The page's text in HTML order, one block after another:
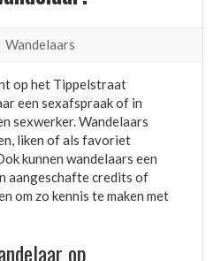
Wandelaars
op het Tippelstraat
een sexafspraak of in
sexwerker. Wandelaars
liken of als favoriet
kunnen wandelaars een
aangeschafte credits of
om zo kennis te maken met
op